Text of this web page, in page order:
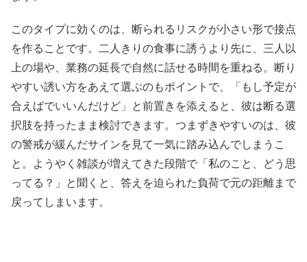
このタイプに効くのは、断られるリスクが小さい形で接点
を作ることです。二人きりの食事に誘うより先に、三人以
上の場や、業務の延長で自然に話せる時間を重ねる。断り
やすい誘い方をあえて選ぶのもポイントで、「もし予定が
合えばでいいんだけど」と前置きを添えると、彼は断る選
択肢を持ったまま検討できます。つまずきやすいのは、彼
の警戒が緩んだサインを見て一気に踏み込んでしまうこ
と。ようやく雑談が増えてきた段階で「私のこと、どう思
ってる？」と聞くと、答えを迫られた負荷で元の距離まで
戻ってしまいます。